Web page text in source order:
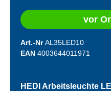
vor
Art.-NrAL35LED10
EAN 4003644011971
HEDI Arbeitsleuchte